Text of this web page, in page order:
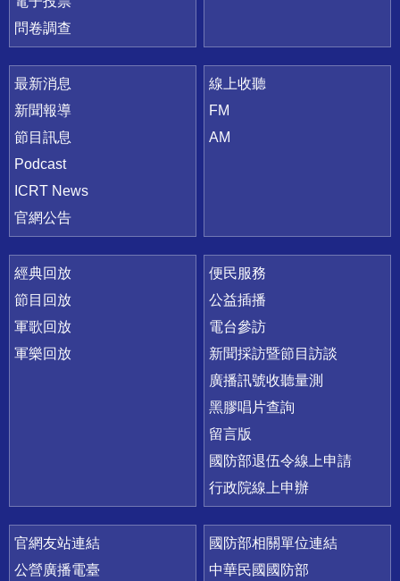
問卷調查
最新消息
新聞報導
節目訊息
Podcast
ICRT News
官網公告
線上收聽
FM
AM
經典回放
節目回放
軍歌回放
軍樂回放
便民服務
公益插播
電台參訪
新聞採訪暨節目訪談
廣播訊號收聽量測
黑膠唱片查詢
留言版
國防部退伍令線上申請
行政院線上申辦
官網友站連結
公營廣播電臺
國防部相關單位連結
中華民國國防部